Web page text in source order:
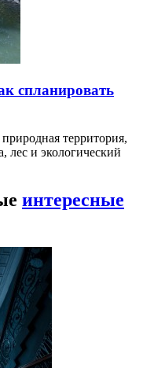
спланировать
территория,
лес и экологический
интересные